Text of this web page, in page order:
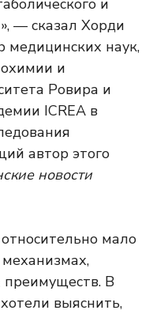
и
— сказал Хорди
медицинских наук,
и
Ровира и
ICREA в
автор этого
новости
мало
В
выяснить,